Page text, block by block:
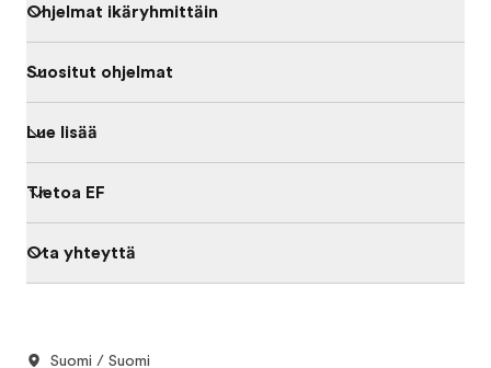
Ohjelmat ikäryhmittäin
Suositut ohjelmat
Lue lisää
Tietoa EF
Ota yhteyttä
Suomi / Suomi